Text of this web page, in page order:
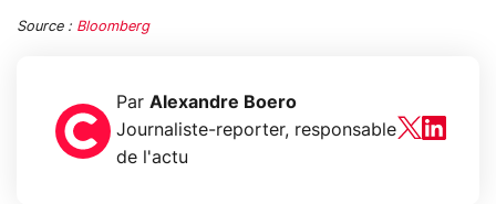
Source : Bloomberg
Par Alexandre Boero
Journaliste-reporter, responsable
de l'actu